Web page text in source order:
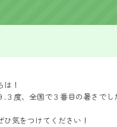
！
.３度、全国で３番目の暑さでし
気をつけてください！